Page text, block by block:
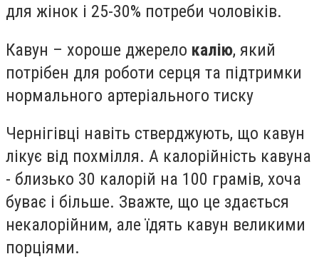
для жінок і 25-30% потреби чоловіків.
Кавун – хороше джерело калію, який
потрібен для роботи серця та підтримки
нормального артеріального тиску
Чернігівці навіть стверджують, що кавун
лікує від похмілля. А калорійність кавуна
- близько 30 калорій на 100 грамів, хоча
буває і більше. Зважте, що це здається
некалорійним, але їдять кавун великими
порціями.